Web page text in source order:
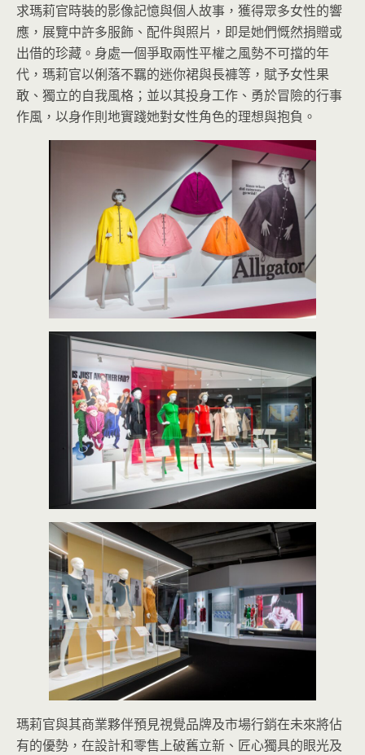
求瑪莉官時裝的影像記憶與個人故事，獲得眾多女性的響
應，展覽中許多服飾、配件與照片，即是她們慨然捐贈或
出借的珍藏。身處一個爭取兩性平權之風勢不可擋的年
代，瑪莉官以俐落不羈的迷你裙與長褲等，賦予女性果
敢、獨立的自我風格；並以其投身工作、勇於冒險的行事
作風，以身作則地實踐她對女性角色的理想與抱負。
瑪莉官與其商業夥伴預見視覺品牌及市場行銷在未來將佔
有的優勢，在設計和零售上破舊立新、匠心獨具的眼光及